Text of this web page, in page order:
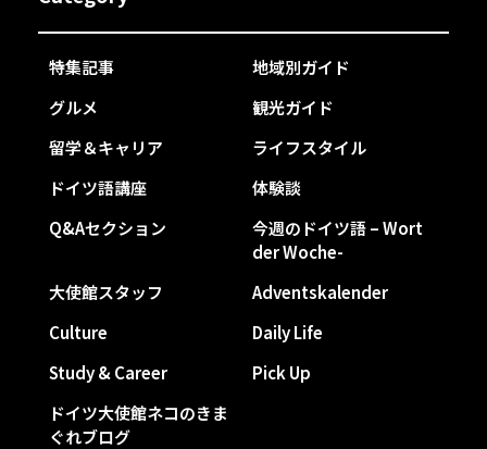
特集記事
地域別ガイド
グルメ
観光ガイド
留学＆キャリア
ライフスタイル
ドイツ語講座
体験談
Q&Aセクション
今週のドイツ語 – Wort
der Woche-
大使館スタッフ
Adventskalender
Culture
Daily Life
Study & Career
Pick Up
ドイツ大使館ネコのきま
ぐれブログ